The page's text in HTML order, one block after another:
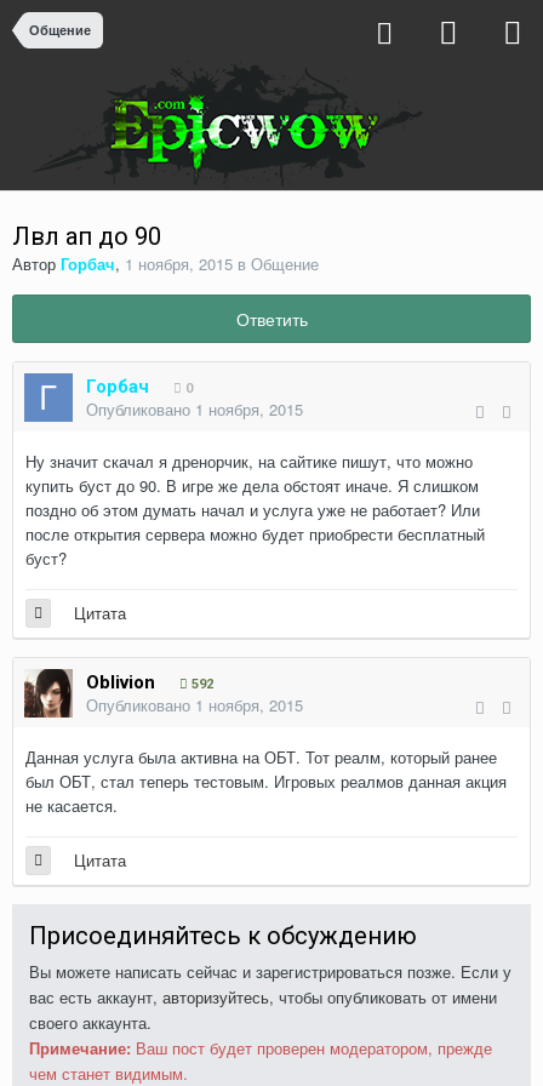
Общение
Лвл ап до 90
Автор Горбач, 1 ноября, 2015 в Общение
Ответить
Горбач 0
Опубликовано 1 ноября, 2015
Ну значит скачал я дренорчик, на сайтике пишут, что можно
купить буст до 90. В игре же дела обстоят иначе. Я слишком
поздно об этом думать начал и услуга уже не работает? Или
после открытия сервера можно будет приобрести бесплатный
буст?
Цитата
Oblivion 592
Опубликовано 1 ноября, 2015
Данная услуга была активна на ОБТ. Тот реалм, который ранее
был ОБТ, стал теперь тестовым. Игровых реалмов данная акция
не касается.
Цитата
Присоединяйтесь к обсуждению
Вы можете написать сейчас и зарегистрироваться позже. Если у
вас есть аккаунт, авторизуйтесь, чтобы опубликовать от имени
своего аккаунта.
Примечание: Ваш пост будет проверен модератором, прежде
чем станет видимым.